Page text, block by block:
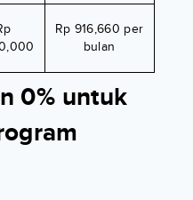
Rp 916,660 per
bulan
0% untuk